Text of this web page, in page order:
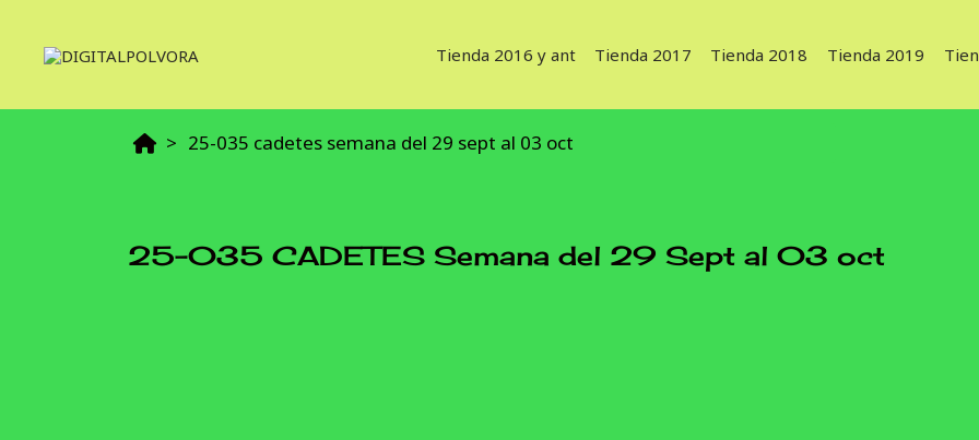
Tienda 2016 y ant Tienda 2017 Tienda 2018 Tienda 2019
25-035 cadetes semana del 29 sept al 03 oct
25-035 CADETES Semana del 29 Sept al 03 oct